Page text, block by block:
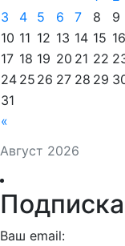
Август 2026
«
3
4 5 6 7 8
9
10 11 12 13 14 15 16
17 18 19 20 21 22
24 25 26 27 28 29
31
Ваш email: